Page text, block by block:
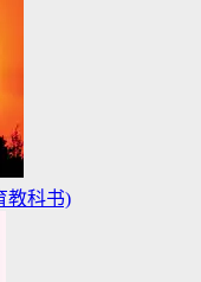
教科书)